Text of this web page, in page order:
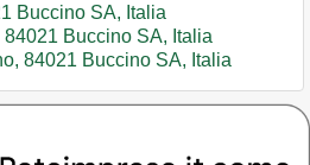
Buccino SA, Italia
Buccino SA, Italia
84021 Buccino SA, Italia